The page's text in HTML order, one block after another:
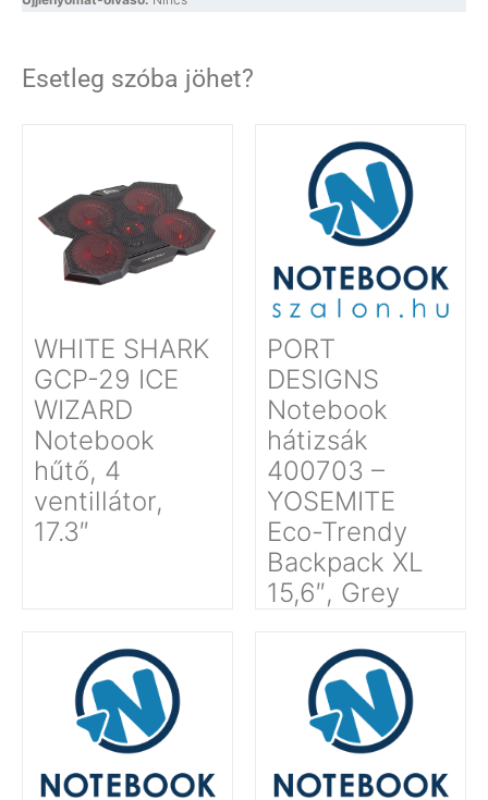
Esetleg szóba jöhet?
WHITE SHARK
GCP-29 ICE
WIZARD
Notebook
hűtő, 4
ventillátor,
17.3″
PORT
DESIGNS
Notebook
hátizsák
400703 –
YOSEMITE
Eco-Trendy
Backpack XL
15,6″, Grey